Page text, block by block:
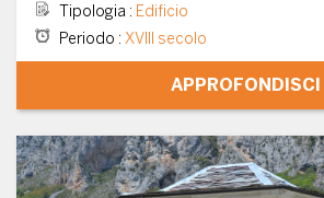
Tipologia : Edificio
Periodo : XVIII secolo
APPROFONDISCI